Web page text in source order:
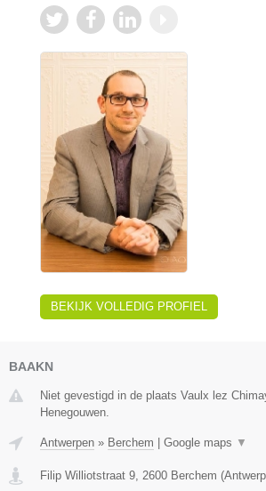
BEKIJK VOLLEDIG PROFIEL
BAAKN
Niet gevestigd in de plaats Vaulx lez
Henegouwen.
Antwerpen » Berchem Google maps ▼
Filip Williotstraat 9 2600 Berchem (